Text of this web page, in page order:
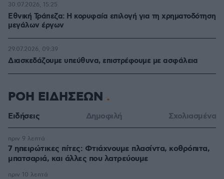
Εθνική Τράπεζα: Η κορυφαία επιλογή για τη χρηματοδότηση
μεγάλων έργων
30.07.2026, 15:25
Διασκεδάζουμε υπεύθυνα, επιστρέφουμε με ασφάλεια
29.07.2026, 09:39
ΡΟΗ ΕΙΔΗΣΕΩΝ
Ειδήσεις Δημοφιλή Σχολιασμένα
7 ηπειρώτικες πίτες: Φτιάχνουμε πλασίντα, κοθρόπιτα,
μπατσαριά, και άλλες που λατρεύουμε
πριν 9 λεπτά
πριν 10 λεπτά